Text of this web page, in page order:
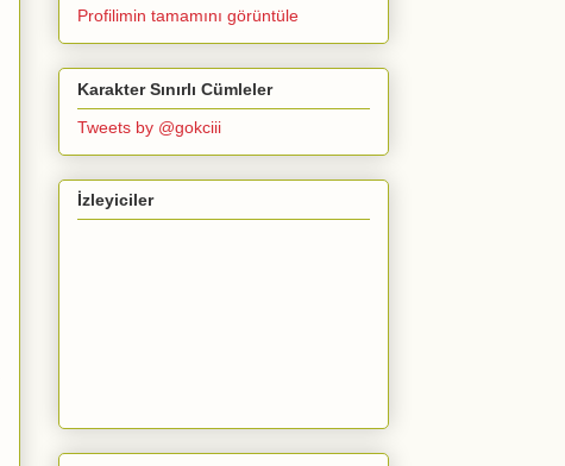
Profilimin tamamını görüntüle
Karakter Sınırlı Cümleler
Tweets by @gokciii
İzleyiciler